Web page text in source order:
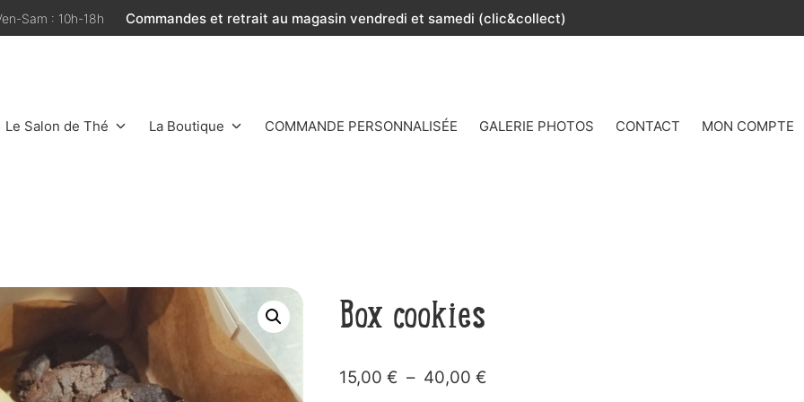
Sam : 10h-18h Commandes et retrait au magasin vendredi et samedi (clic&collect)
Le Salon de Thé La Boutique COMMANDE PERSONNALISÉE GALERIE PHOTOS CONTACT MON COMPTE
Box cookies
15,00 € – 40,00 €Plage